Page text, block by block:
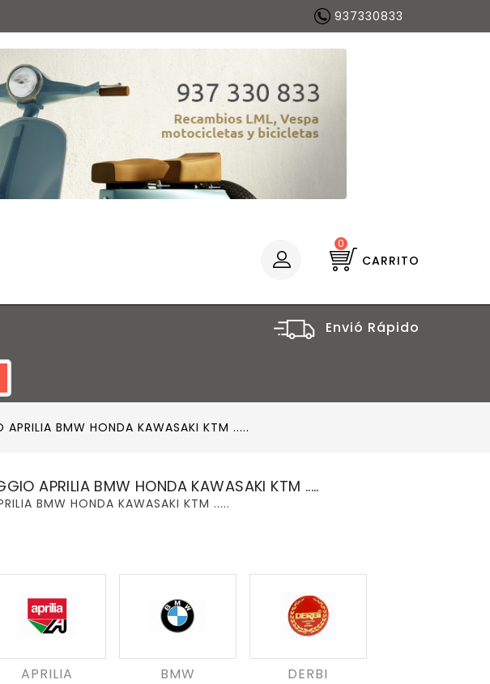
937330833
CARRITO
0
Envió Rápido
BMW HONDA KAWASAKI KTM .....
APRILIA BMW HONDA KAWASAKI KTM .....
BMW HONDA KAWASAKI KTM .....
APRILIA BMW DERBI